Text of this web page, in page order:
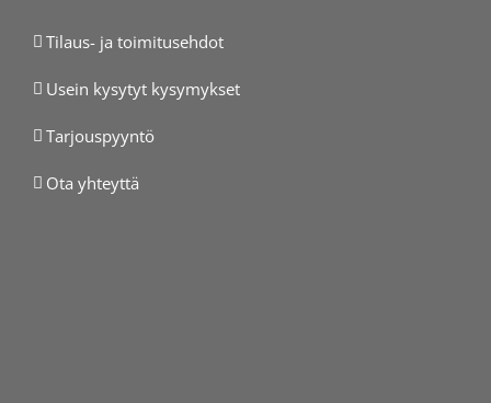
Tilaus- ja toimitusehdot
Usein kysytyt kysymykset
Tarjouspyyntö
Ota yhteyttä